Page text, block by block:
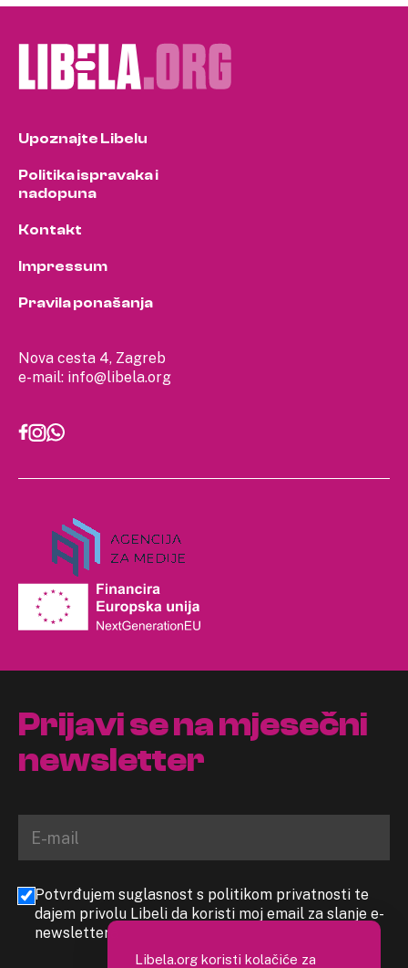
Nova cesta 4, Zagreb
e-mail: info@libela.org
Upoznajte Libelu
Politika ispravaka i
nadopuna
Kontakt
Impressum
Pravila ponašanja
Prijavi se na mjesečni
newsletter
Potvrđujem suglasnost s politikom privatnosti te
dajem privolu Libeli da koristi moj email za slanje e-
newslettera
Libela.org koristi kolačiće za